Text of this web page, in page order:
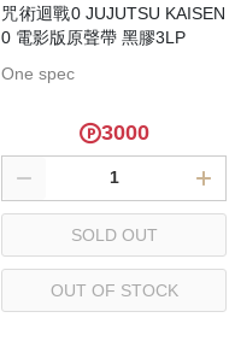
咒術迴戰0 JUJUTSU KAISEN
0 電影版原聲帶 黑膠3LP
One spec
3000
SOLD OUT
OUT OF STOCK